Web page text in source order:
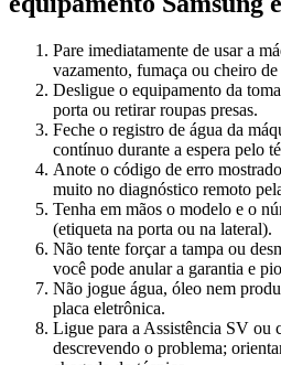
Pare imediatamente de usar a
vazamento, fumaça ou cheiro
Desligue o equipamento da
porta ou retirar roupas presas.
Feche o registro de água da
contínuo durante a espera pelo
Anote o código de erro
muito no diagnóstico remoto
Tenha em mãos o modelo e o
(etiqueta na porta ou na lateral).
Não tente forçar a tampa ou
você pode anular a garantia e
Não jogue água, óleo nem
placa eletrônica.
Ligue para a Assistência SV ou
descrevendo o problema;